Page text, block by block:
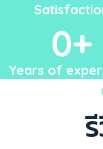
Years of
0+